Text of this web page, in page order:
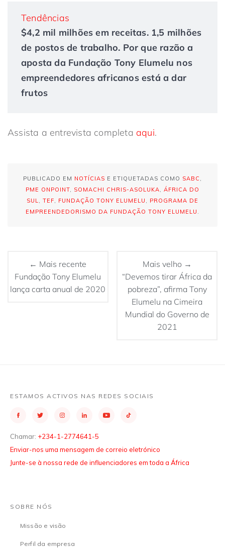
Tendências
$4,2 mil milhões em receitas. 1,5 milhões
de postos de trabalho. Por que razão a
aposta da Fundação Tony Elumelu nos
empreendedores africanos está a dar
frutos
Assista a entrevista completa aqui.
PUBLICADO EM NOTÍCIAS E ETIQUETADAS COMO SABC
PME ONPOINT
SOMACHI CHRIS-ASOLUKA
ÁFRICA DO
SUL
TEF FUNDAÇÃO TONY ELUMELU
PROGRAMA DE
EMPREENDEDORISMO DA FUNDAÇÃO TONY ELUMELU
← Mais recente
Fundação Tony Elumelu
lança carta anual de 2020
Mais velho →
“Devemos tirar África da
pobreza”, afirma Tony
Elumelu na Cimeira
Mundial do Governo de
2021
ESTAMOS ACTIVOS NAS REDES SOCIAIS
Chamar: +234-1-2774641-5
Enviar-nos uma mensagem de correio eletrónico
Junte-se à nossa rede de influenciadores em toda a África
SOBRE NÓS
Missão e visão
Perfil da empresa